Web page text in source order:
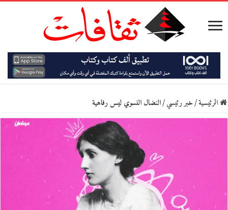
الرئيسية/خبر رئيسي/النضال النسوي ليس رفاهية